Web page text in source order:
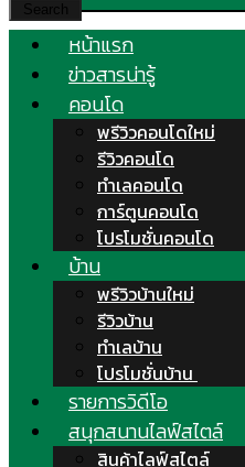
Search
หน้าแรก
ข่าวสารน่ารู้
คอนโด
พรีวิวคอนโดใหม่
รีวิวคอนโด
ทำเลคอนโด
การ์ตูนคอนโด
โปรโมชั่นคอนโด
บ้าน
พรีวิวบ้านใหม่
รีวิวบ้าน
ทำเลบ้าน
โปรโมชั่นบ้าน
รายการวิดีโอ
สนุกสนานไลฟ์สไตล์
สินค้าไลฟ์สไตล์